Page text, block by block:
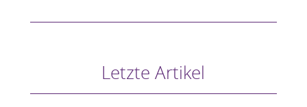
Letzte Artikel